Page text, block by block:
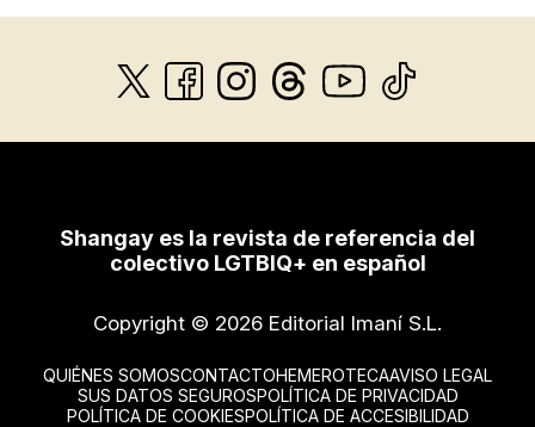
Shangay es la revista de referencia del
colectivo LGTBIQ+ en español
Copyright © 2026 Editorial Imaní S.L.
QUIÉNES SOMOSCONTACTOHEMEROTECAAVISO LEGAL
SUS DATOS SEGUROSPOLÍTICA DE PRIVACIDAD
POLÍTICA DE COOKIESPOLÍTICA DE ACCESIBILIDAD